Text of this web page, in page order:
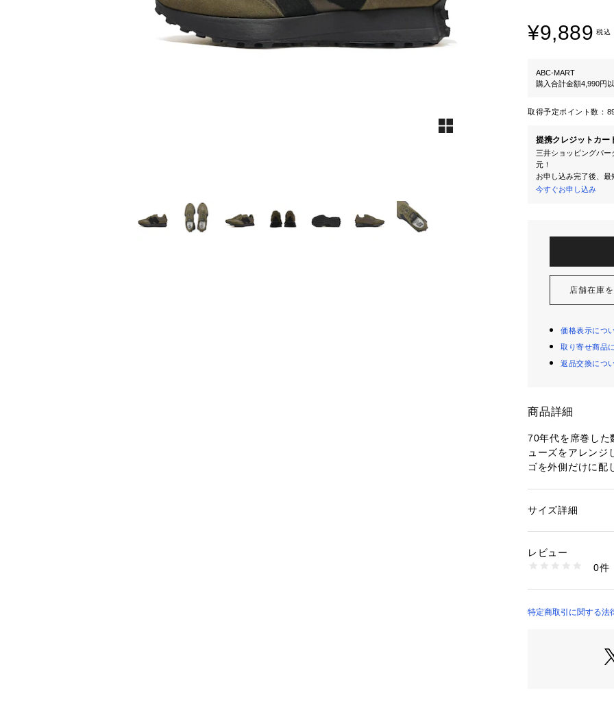
¥9,889 税込
ABC-MART
購入合計金額4,990円
取得予定ポイント数：
提携クレジットカー
三井ショッピングパ
元！
お申し込み完了後、
今すぐお申し込み
店舗在庫
価格表示につ
取り寄せ商品
返品交換につ
商品詳細
70年代を席巻した
ューズをアレンジ
ゴを外側だけに配
めた一足。
【サイズ目安】
※天然皮革を使用
程で生じる傷が
性別：レディース
洗濯：-
※詳しい洗濯方法に
商品番号：
サイズ詳細
レビュー
0件
特定商取引に関する法